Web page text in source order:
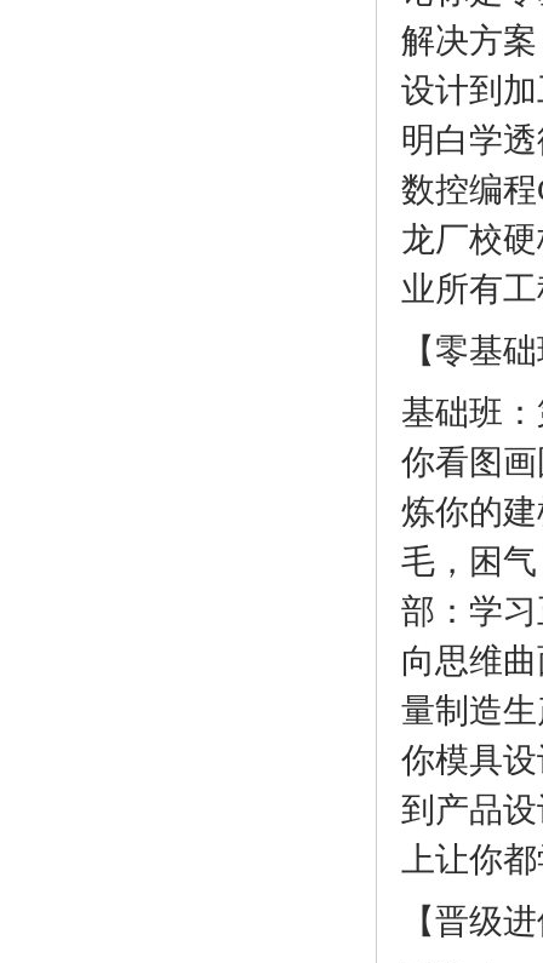
解决方
设计到
明白学
数控编
龙厂校
业所有
【零基
基础班
你看图
炼你的
毛，困
部：学
向思维
量制造
你模具
到产品
上让你
【晋级